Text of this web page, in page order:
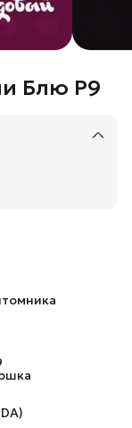
Блю P9